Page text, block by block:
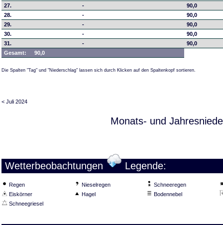
27.
-
90,0
28.
-
90,0
29.
-
90,0
30.
-
90,0
31.
-
90,0
Gesamt:
90,0
Die Spalten "Tag" und "Niederschlag" lassen sich durch Klicken auf den Spaltenkopf sortieren.
< Juli 2024
Monats- und
Wetterbeobachtungen Legende:
Regen Nieselregen
Schneeregen
Eiskörner
Hagel
Bodennebel
Schneegriesel